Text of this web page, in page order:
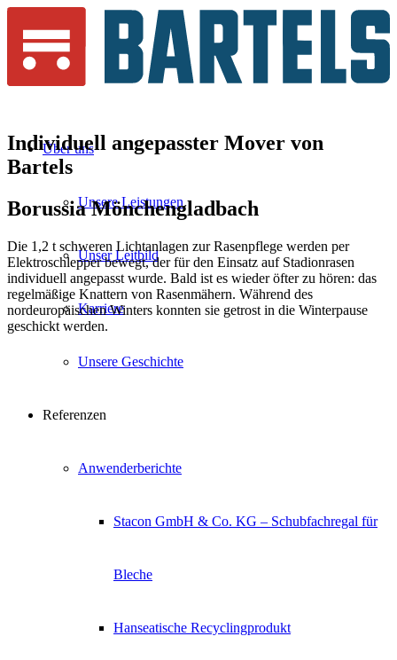
Über uns
Unsere Leistungen
Unser Leitbild
Karriere
Unsere Geschichte
Referenzen
Anwenderberichte
Stacon GmbH & Co. KG – Schubfachregal für
Bleche
Hanseatische Recyclingprodukt
Individuell angepasster Mover von
Bartels
BorussiaMönchengladbach
Die 1,2 t schweren Lichtanlagen zur Rasenpflege werden per
Elektroschlepper bewegt, der für den Einsatz auf Stadionrasen
individuell angepasst wurde. Bald ist es wieder öfter zu hören: das
regelmäßige Knattern von Rasenmähern. Während des
nordeuropäischen Winters konnten sie getrost in die Winterpause
geschickt werden.